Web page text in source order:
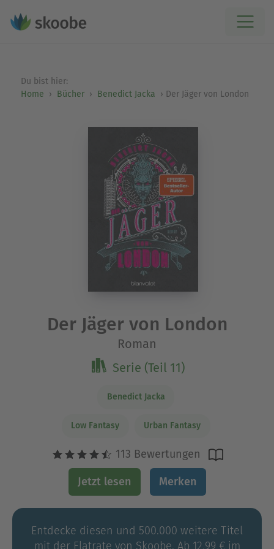
Du bist hier:
Home
Bücher Benedict Jacka Der Jäger von London
Der Jäger von London
Roman
Serie (Teil 11)
Benedict Jacka
Low Fantasy Urban Fantasy
113 Bewertungen
Jetzt lesen Merken
Entdecke diesen und 500.000 weitere Titel
mit der Flatrate von Skoobe. Ab 12,99 € im